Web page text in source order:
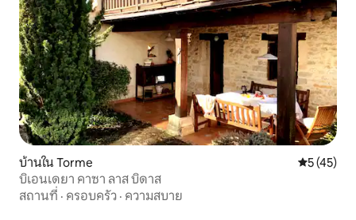
บ้านใน Torme คะแนนเฉลี่
5 (45)
บิเอนเดยา คาซา ลาส บิดาส
สถานที่ · ครอบครัว · ความสบาย